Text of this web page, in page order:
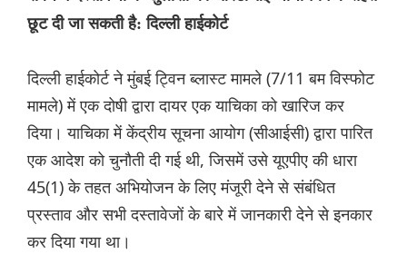
छूट दी जा सकती है: दिल्ली हाईकोर्ट
दिल्ली हाईकोर्ट ने मुंबई ट्विन ब्लास्ट मामले (7/11 बम विस्फोट
मामले) में एक दोषी द्वारा दायर एक याचिका को खारिज कर
दिया। याचिका में केंद्रीय सूचना आयोग (सीआईसी) द्वारा पारित
एक आदेश को चुनौती दी गई थी, जिसमें उसे यूएपीए की धारा
45(1) के तहत अभियोजन के लिए मंजूरी देने से संबंधित
प्रस्ताव और सभी दस्तावेजों के बारे में जानकारी देने से इनकार
कर दिया गया था।